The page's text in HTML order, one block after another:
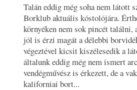
Talán eddig még soha nem látott
Borklub aktuális kóstolójára.
környéken nem sok pincét találni,
jól is érzi magát a délebbi
végeztével kicsit kiszélesedik a
általunk eddig még nem ismert
vendégművész is érkezett, de a
kaliforniai bort...